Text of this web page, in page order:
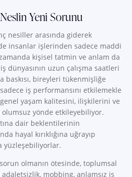
Yeni Sorunu
nesiller arasında giderek
insanlar işlerinden sadece maddi
kişisel tatmin ve anlam da
dünyasının uzun çalışma saatleri
bireyleri tükenmişliğe
iş performansını etkilemekle
genel yaşam kalitesini, ilişkilerini ve
olumsuz yönde etkileyebiliyor.
dair beklentilerinin
hayal kırıklığına uğrayıp
yüzleşebiliyorlar.
olmanın ötesinde, toplumsal
mobbing, anlamsız iş